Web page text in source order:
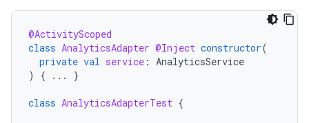
@ActivityScoped
class AnalyticsAdapter @Inject constructor(
private val service : AnalyticsService
)
{ ... }
class AnalyticsAdapterTest {